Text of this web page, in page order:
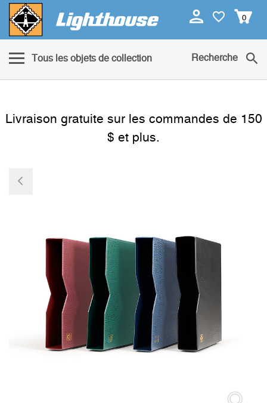
0
Tous les objets de collection Recherche
Livraison gratuite sur les commandes de 150
$ et plus.